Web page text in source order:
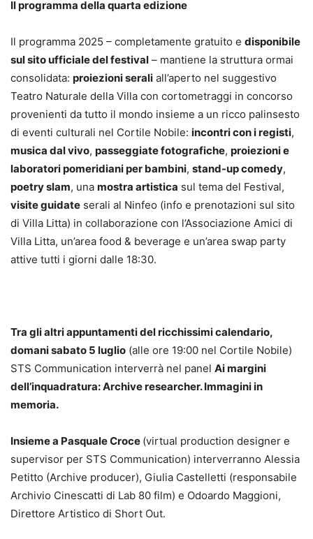
Il programma della quarta edizione
Il programma 2025 – completamente gratuito e disponibile
sul sito ufficiale del festival – mantiene la struttura ormai
consolidata: proiezioni serali all’aperto nel suggestivo
Teatro Naturale della Villa con cortometraggi in concorso
provenienti da tutto il mondo insieme a un ricco palinsesto
di eventi culturali nel Cortile Nobile: incontri con i registi,
musica dal vivo, passeggiate fotografiche, proiezioni e
laboratori pomeridiani per bambini, stand-up comedy,
poetry slam, una mostra artistica sul tema del Festival,
visite guidate serali al Ninfeo (info e prenotazioni sul sito
di Villa Litta) in collaborazione con l’Associazione Amici di
Villa Litta, un’area food & beverage e un’area swap party
attive tutti i giorni dalle 18:30.
Tra gli altri appuntamenti del ricchissimi calendario,
domani sabato 5 luglio (alle ore 19:00 nel Cortile Nobile)
STS Communication interverrà nel panel Ai margini
dell’inquadratura: Archive researcher. Immagini in
memoria.
Insieme a Pasquale Croce (virtual production designer e
supervisor per STS Communication) interverranno Alessia
Petitto (Archive producer), Giulia Castelletti (responsabile
Archivio Cinescatti di Lab 80 film) e Odoardo Maggioni,
Direttore Artistico di Short Out.